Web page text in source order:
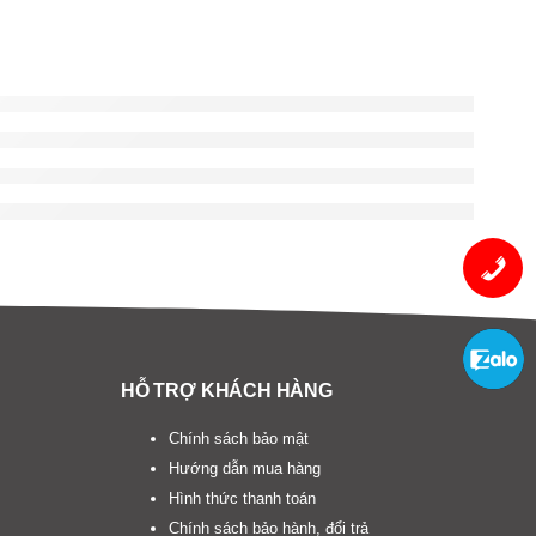
HỖ TRỢ KHÁCH HÀNG
Chính sách bảo mật
Hướng dẫn mua hàng
Hình thức thanh toán
Chính sách bảo hành, đổi trả